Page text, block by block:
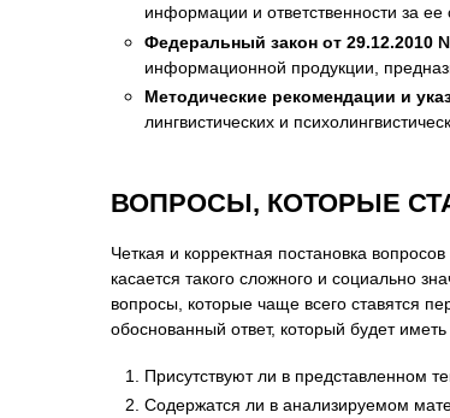
информации и ответственности за
Федеральный закон от 29.12.2010
информационной продукции,
Методические рекомендации и
лингвистических и
ВОПРОСЫ, КОТОРЫЕ
Четкая и корректная постановка
касается такого сложного и социально
вопросы, которые чаще всего ставятся
обоснованный ответ, который будет
Присутствуют ли в представленном
Содержатся ли в анализируемом